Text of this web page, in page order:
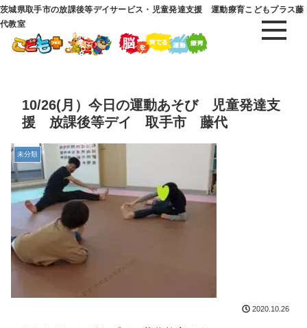
茨城県取手市の放課後等デイサービス・児童発達支援 運動療育こどもプラス藤
代教室
10/26(月）今日の運動あそび 児童発達支
援 放課後等デイ 取手市 藤代
未分類
2020.10.26